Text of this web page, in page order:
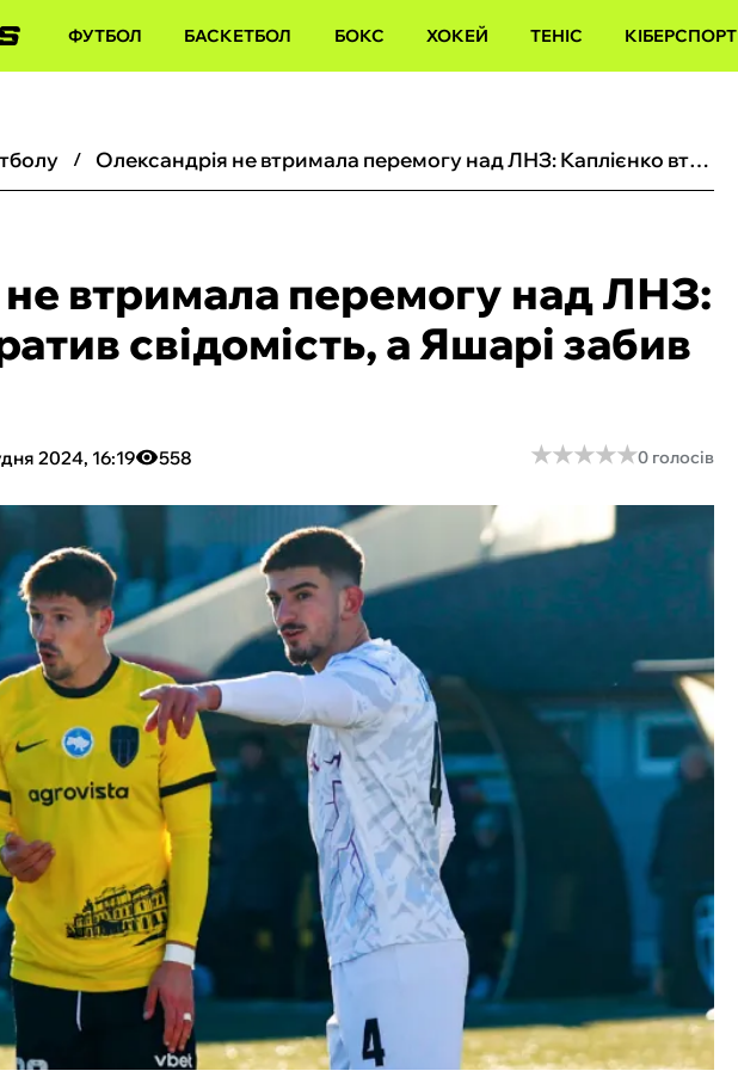
ФУТБОЛ БАСКЕТБОЛ БОКС ХОКЕЙ ТЕНІС КІБЕРСПОРТ
Олександрія не втримала перемогу над ЛНЗ: Каплієнко втратив свідомість, а Яшарі забив гол-красень
втримала перемогу над ЛНЗ:
свідомість, а Яшарі забив
2024, 16:19 558 ★★★★★
★★★★★0 голосів